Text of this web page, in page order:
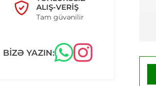
ALIŞ-VERIŞ
Tam güvənilir
BIZƏ YAZIN: